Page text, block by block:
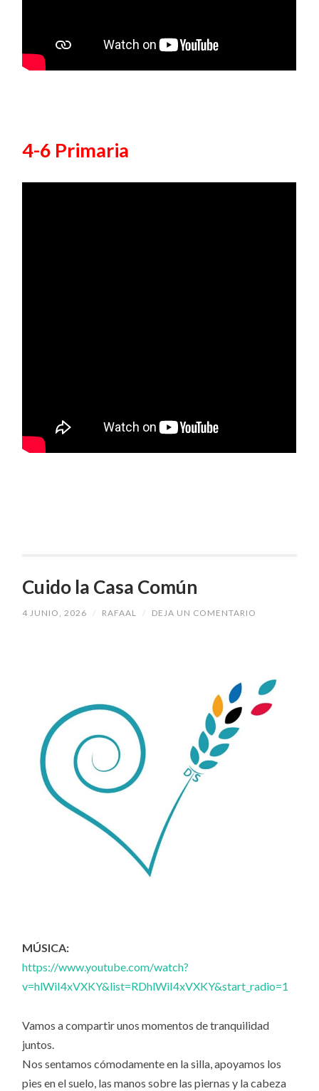
4-6 Primaria
Cuido la Casa Común
4 JUNIO, 2026 / RAFAAL / DEJA UN COMENTARIO
MÚSICA:
https://www.youtube.com/watch?
v=hlWiI4xVXKY&list=RDhlWiI4xVXKY&start_radio=1
Vamos a compartir unos momentos de tranquilidad
juntos.
Nos sentamos cómodamente en la silla, apoyamos los
pies en el suelo, las manos sobre las piernas y la cabeza